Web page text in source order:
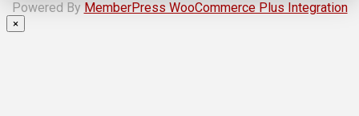
Powered By MemberPress WooCommerce Plus Integration
×